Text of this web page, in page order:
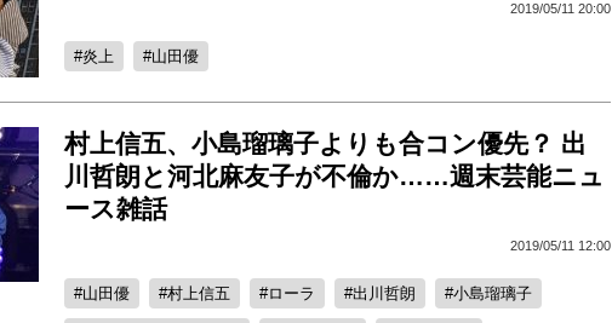
2019/05/11 20:00
炎上 山田優
村上信五、小島瑠璃子よりも合コン優先？ 出
川哲朗と河北麻友子が不倫か……週末芸能ニュ
ース雑話
2019/05/11 12:00
山田優 村上信五 ローラ 出川哲朗 小島瑠璃子